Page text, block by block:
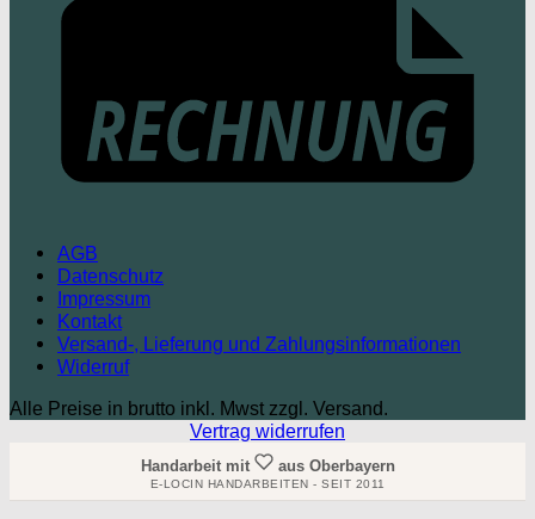
AGB
Datenschutz
Impressum
Kontakt
Versand-, Lieferung und Zahlungsinformationen
Widerruf
Alle Preise in brutto inkl. Mwst zzgl. Versand.
Vertrag widerrufen
Handarbeit mit aus Oberbayern
E-LOCIN HANDARBEITEN - SEIT 2011